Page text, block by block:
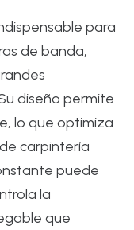
para
de banda,
diseño permite
lo que optimiza
carpintería
puede
la
que